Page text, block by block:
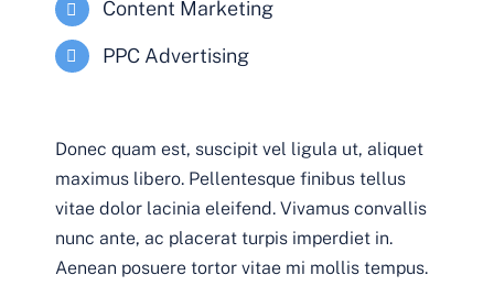
Content Marketing
PPC Advertising
Donec quam est, suscipit vel ligula ut, aliquet
maximus libero. Pellentesque finibus tellus
vitae dolor lacinia eleifend. Vivamus convallis
nunc ante, ac placerat turpis imperdiet in.
Aenean posuere tortor vitae mi mollis tempus.